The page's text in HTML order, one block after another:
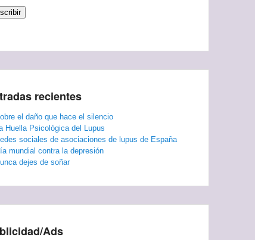
recientes
el daño que hace el silencio
Huella Psicológica del Lupus
sociales de asociaciones de lupus de España
mundial contra la depresión
dejes de soñar
Ads